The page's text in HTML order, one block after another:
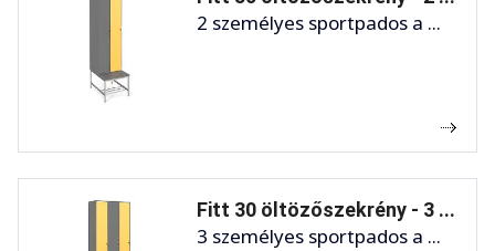
2 személyes sportpados a ...
Fitt 30 öltözőszekrény - 3 ...
3 személyes sportpados a ...